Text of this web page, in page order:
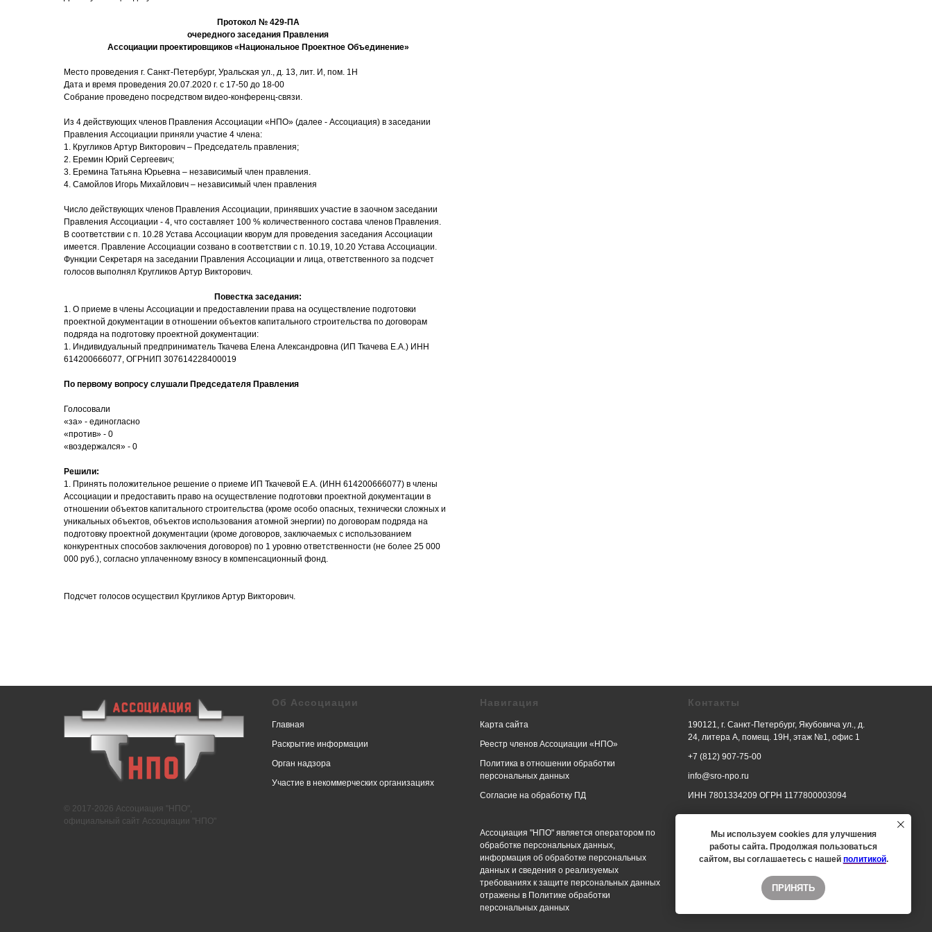
Протокол № 429-ПА
очередного заседания Правления
Ассоциации проектировщиков «Национальное Проектное Объединение»
Место проведения г. Санкт-Петербург, Уральская ул., д. 13, лит. И, пом. 1Н
Дата и время проведения 20.07.2020 г. с 17-50 до 18-00
Собрание проведено посредством видео-конференц-связи.
Из 4 действующих членов Правления Ассоциации «НПО» (далее - Ассоциация) в заседании
Правления Ассоциации приняли участие 4 члена:
1. Кругликов Артур Викторович – Председатель правления;
2. Еремин Юрий Сергеевич;
3. Еремина Татьяна Юрьевна – независимый член правления.
4. Самойлов Игорь Михайлович – независимый член правления
Число действующих членов Правления Ассоциации, принявших участие в заочном заседании
Правления Ассоциации - 4, что составляет 100 % количественного состава членов Правления.
В соответствии с п. 10.28 Устава Ассоциации кворум для проведения заседания Ассоциации
имеется. Правление Ассоциации созвано в соответствии с п. 10.19, 10.20 Устава Ассоциации.
Функции Секретаря на заседании Правления Ассоциации и лица, ответственного за подсчет
голосов выполнял Кругликов Артур Викторович.
Повестка заседания:
1. О приеме в члены Ассоциации и предоставлении права на осуществление подготовки
проектной документации в отношении объектов капитального строительства по договорам
подряда на подготовку проектной документации:
1. Индивидуальный предприниматель Ткачева Елена Александровна (ИП Ткачева Е.А.) ИНН
614200666077, ОГРНИП 307614228400019
По первому вопросу слушали Председателя Правления
Голосовали
«за» - единогласно
«против» - 0
«воздержался» - 0
Решили:
1. Принять положительное решение о приеме ИП Ткачевой Е.А. (ИНН 614200666077) в члены
Ассоциации и предоставить право на осуществление подготовки проектной документации в
отношении объектов капитального строительства (кроме особо опасных, технически сложных и
уникальных объектов, объектов использования атомной энергии) по договорам подряда на
подготовку проектной документации (кроме договоров, заключаемых с использованием
конкурентных способов заключения договоров) по 1 уровню ответственности (не более 25 000
000 руб.), согласно уплаченному взносу в компенсационный фонд.
Подсчет голосов осуществил Кругликов Артур Викторович.
Мы используем cookies для улучшения
работы сайта. Продолжая пользоваться
сайтом, вы соглашаетесь с нашей политикой.
ПРИНЯТЬ
© 2017-2026 Ассоциация "НПО",
официальный сайт Ассоциации "НПО"
Об Ассоциации
Главная
Раскрытие информации
Орган надзора
Участие в некоммерческих организациях
Навигация
Карта сайта
Реестр членов Ассоциации «НПО»
Политика в отношении обработки
персональных данных
Согласие на обработку ПД
Ассоциация "НПО" является оператором по
обработке персональных данных,
информация об обработке персональных
данных и сведения о реализуемых
требованиях к защите персональных данных
отражены в Политике обработки
персональных данных
Контакты
190121, г. Санкт-Петербург, Якубовича ул., д.
24, литера А, помещ. 19Н, этаж №1, офис 1
+7 (812) 907-75-00
info@sro-npo.ru
ИНН 7801334209 ОГРН 1177800003094